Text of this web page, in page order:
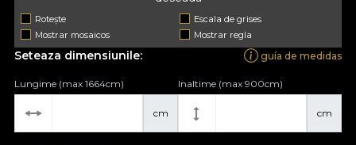
Rotește
Escala de grises
Mostrar mosaicos
Mostrar regla
Seteaza dimensiunile: guía de medidas
cm
Lungime (max 1664cm)
cm
Inaltime (max 900cm)